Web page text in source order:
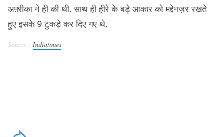
अफ़्रीका ने ही की थी. साथ ही हीरे के बड़े आकार को मद्देनज़र रखते
हुए इसके 9 टुकड़े कर दिए गए थे.
Source : Indiatimes